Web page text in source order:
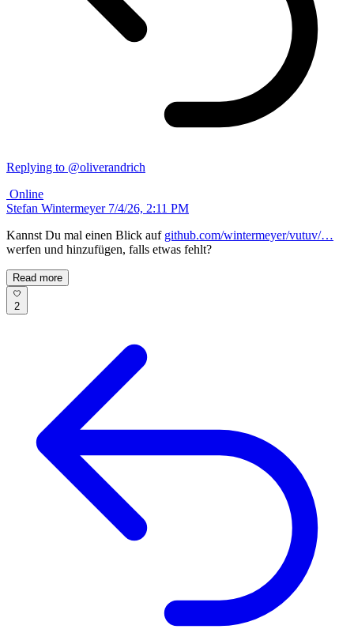
Replying to @oliverandrich
Online
Stefan Wintermeyer 7/4/26, 2:11 PM
Kannst Du mal einen Blick auf github.com/wintermeyer/vutuv/…
werfen und hinzufügen, falls etwas fehlt?
Read more
2